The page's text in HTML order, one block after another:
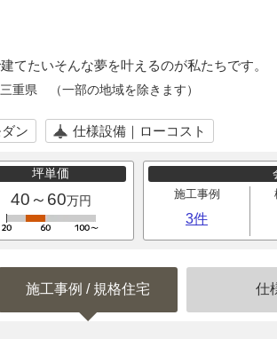
てたいそんな夢を叶えるのが私たちです。
重県 （一部の地域を除きます）
ン 仕様設備｜ローコスト
坪単価
40～60万円 施工事例
3件
施工事例 / 規格住宅 仕